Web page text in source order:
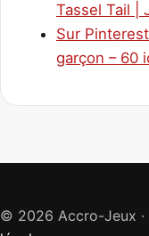
Tassel Tail |
Sur
garçon – 60
© 2026 Accro-Jeux ·